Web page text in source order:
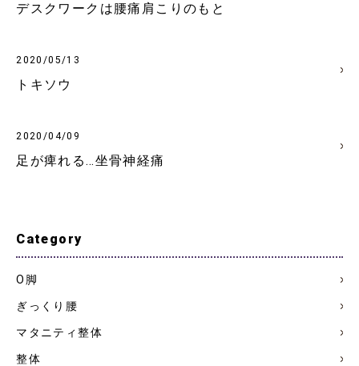
デスクワークは腰痛肩こりのもと
2020/05/13
トキソウ
2020/04/09
足が痺れる…坐骨神経痛
Category
О脚
ぎっくり腰
マタニティ整体
整体